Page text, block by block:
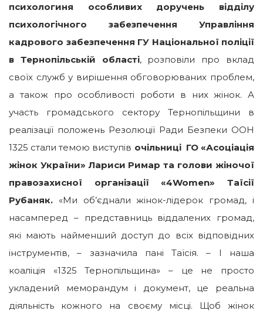
психологиня особливих доручень відділу
психологічного забезпечення Управління
кадрового забезпечення ГУ Національної поліції
в Тернопільській області, розповіли про вклад
своїх служб у вирішення обговорюваних проблем,
а також про особливості роботи в них жінок. А
участь громадського сектору Тернопільщини в
реалізації положень Резолюції Ради Безпеки ООН
1325 стали темою виступів очільниці ГО «Асоціація
жінок України» Лариси Римар та голови жіночої
правозахисної організації «4Women» Таїсії
Рубаняк. «Ми об’єднали жінок-лідерок громад, і
насамперед – представниць віддалених громад,
які мають найменший доступ до всіх відповідних
інструментів, – зазначила пані Таїсія. – І наша
коаліція «1325 Тернопільщина» – це не просто
укладений меморандум і документ, це реальна
діяльність кожного на своєму місці. Щоб жінок